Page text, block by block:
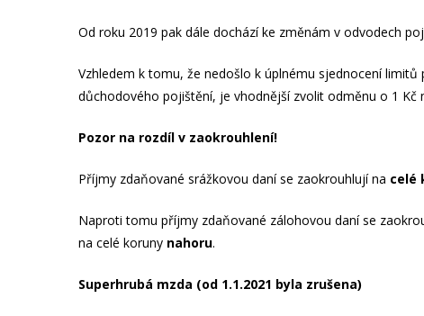
Od roku 2019 pak dále dochází ke změnám v odvodech
Vzhledem k tomu, že nedošlo k úplnému sjednocení
důchodového pojištění, je vhodnější zvolit odměnu o 1
Pozor na rozdíl v zaokrouhlení!
Příjmy zdaňované srážkovou daní se zaokrouhlují na celé
Naproti tomu příjmy zdaňované zálohovou daní se
na celé koruny nahoru.
Superhrubá mzda (od 1.1.2021 byla zrušena)